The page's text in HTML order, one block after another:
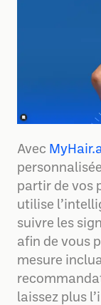
Avec
partir de vos
utilise
suivre les
afin de vous
mesure
laissez plus